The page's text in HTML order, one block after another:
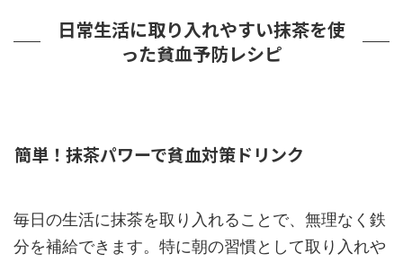
日常生活に取り入れやすい抹茶を使
った貧血予防レシピ
簡単！抹茶パワーで貧血対策ドリンク
毎日の生活に抹茶を取り入れることで、無理なく鉄
分を補給できます。特に朝の習慣として取り入れや